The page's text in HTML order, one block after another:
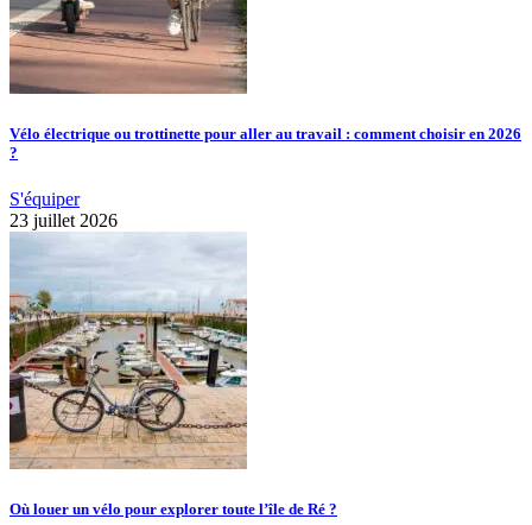
Vélo électrique ou trottinette pour aller au travail : comment choisir en 2026
?
S'équiper
23 juillet 2026
Où louer un vélo pour explorer toute l’île de Ré ?